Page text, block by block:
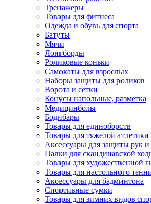
Тренажеры
Товары для фитнеса
Одежда и обувь для спорта
Батуты
Мячи
Лонгборды
Роликовые коньки
Самокаты для взрослых
Наборы защиты для роликов
Ворота и сетки
Конусы напольные, разметка
Медицинболы
Бодибары
Товары для единоборств
Товары для тяжелой атлетики
Аксессуары для защиты рук и
Палки для скандинавской
Товары для художественной
Товары для настольного
Аксессуары для бадминтона
Спортивные сумки
Товары для зимних видов